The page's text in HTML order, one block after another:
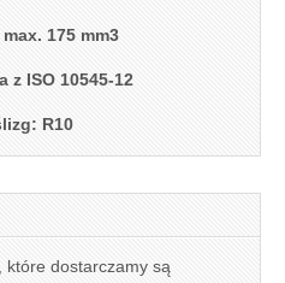
175 mm3
z ISO 10545-12
R10
które dostarczamy są